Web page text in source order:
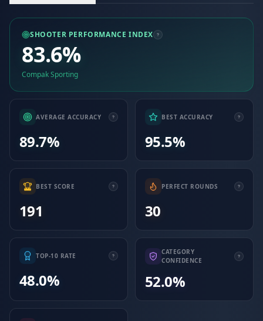
SHOOTER PERFORMANCE INDEX
83.6%
Compak Sporting
AVERAGE ACCURACY
89.7%
BEST ACCURACY
95.5%
BEST SCORE
191
PERFECT ROUNDS
30
TOP-10 RATE
48.0%
CATEGORY
CONFIDENCE
52.0%